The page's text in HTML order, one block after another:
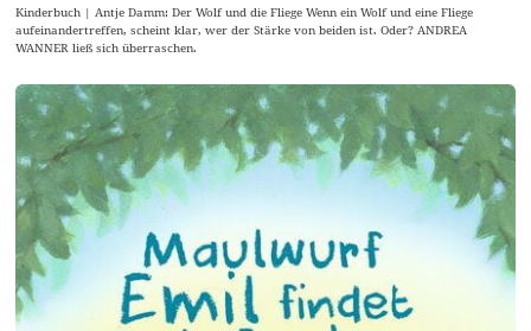
Kinderbuch | Antje Damm: Der Wolf und die Fliege Wenn ein Wolf und eine Fliege
aufeinandertreffen, scheint klar, wer der Stärke von beiden ist. Oder? ANDREA
WANNER ließ sich überraschen.